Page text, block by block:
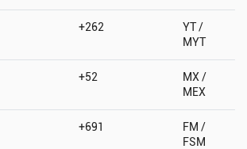
+262
YT /
MYT
+52
MX /
MEX
+691
FM /
FSM